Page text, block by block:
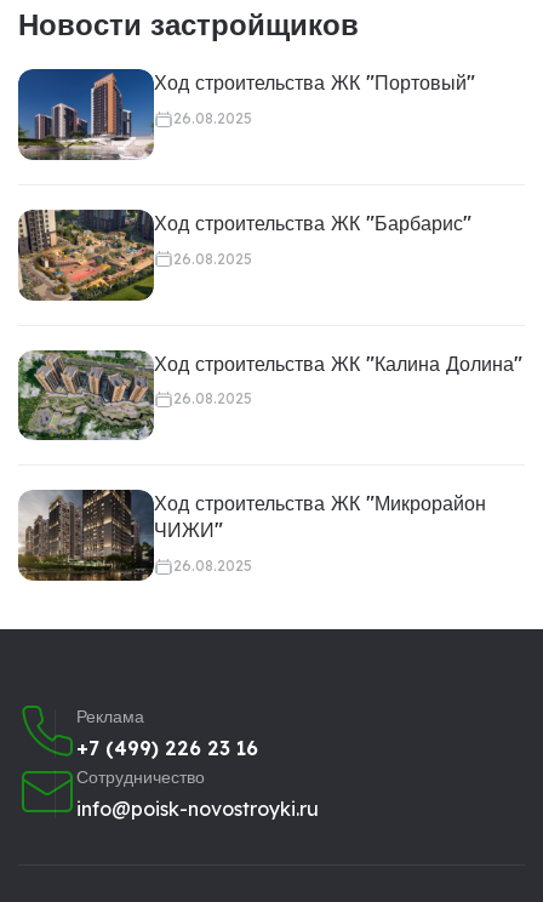
Новости застройщиков
Ход строительства ЖК "Портовый"
26.08.2025
Ход строительства ЖК "Барбарис"
26.08.2025
Ход строительства ЖК "Калина Долина"
26.08.2025
Ход строительства ЖК "Микрорайон
ЧИЖИ"
26.08.2025
Реклама
+7 (499) 226 23 16
Сотрудничество
info@poisk-novostroyki.ru